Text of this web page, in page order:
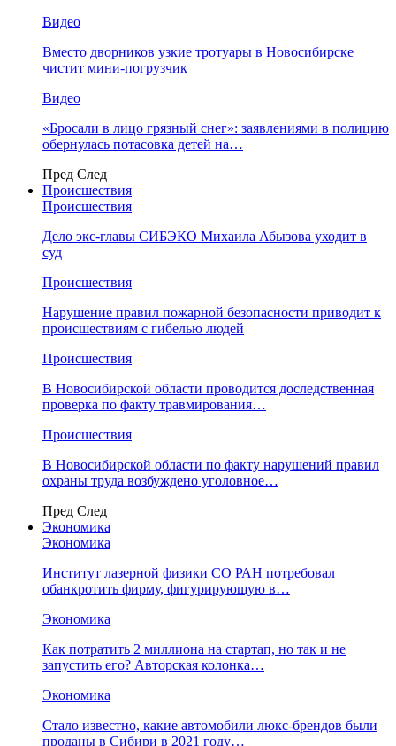
Видео
Вместо дворников узкие тротуары в Новосибирске
чистит мини-погрузчик
Видео
«Бросали в лицо грязный снег»: заявлениями в полицию
обернулась потасовка детей на…
Пред След
Происшествия
Происшествия
Дело экс-главы СИБЭКО Михаила Абызова уходит в
суд
Происшествия
Нарушение правил пожарной безопасности приводит к
происшествиям с гибелью людей
Происшествия
В Новосибирской области проводится доследственная
проверка по факту травмирования…
Происшествия
В Новосибирской области по факту нарушений правил
охраны труда возбуждено уголовное…
Пред След
Экономика
Экономика
Институт лазерной физики СО РАН потребовал
обанкротить фирму, фигурирующую в…
Экономика
Как потратить 2 миллиона на стартап, но так и не
запустить его? Авторская колонка…
Экономика
Стало известно, какие автомобили люкс-брендов были
проданы в Сибири в 2021 году…